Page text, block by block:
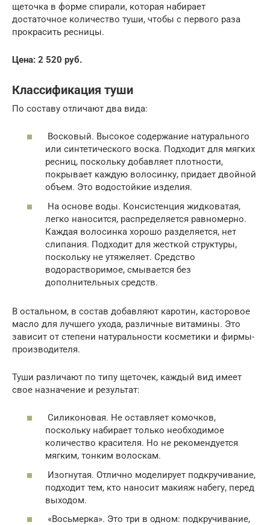
щеточка в форме спирали, которая набирает
достаточное количество туши, чтобы с первого раза
прокрасить ресницы.
Цена: 2 520 руб.
Классификация туши
По составу отличают два вида:
Восковый. Высокое содержание натурального
или синтетического воска. Подходит для мягких
ресниц, поскольку добавляет плотности,
покрывает каждую волосинку, придает двойной
объем. Это водостойкие изделия.
На основе воды. Консистенция жидковатая,
легко наносится, распределяется равномерно.
Каждая волосинка хорошо разделяется, нет
слипания. Подходит для жесткой структуры,
поскольку не утяжеляет. Средство
водорастворимое, смывается без
дополнительных средств.
В остальном, в состав добавляют каротин, касторовое
масло для лучшего ухода, различные витамины. Это
зависит от степени натуральности косметики и фирмы-
производителя.
Туши различают по типу щеточек, каждый вид имеет
свое назначение и результат:
Силиконовая. Не оставляет комочков,
поскольку набирает только необходимое
количество красителя. Но не рекомендуется
мягким, тонким волоскам.
Изогнутая. Отлично моделирует подкручивание,
подходит тем, кто наносит макияж набегу, перед
выходом.
«Восьмерка». Это три в одном: подкручивание,